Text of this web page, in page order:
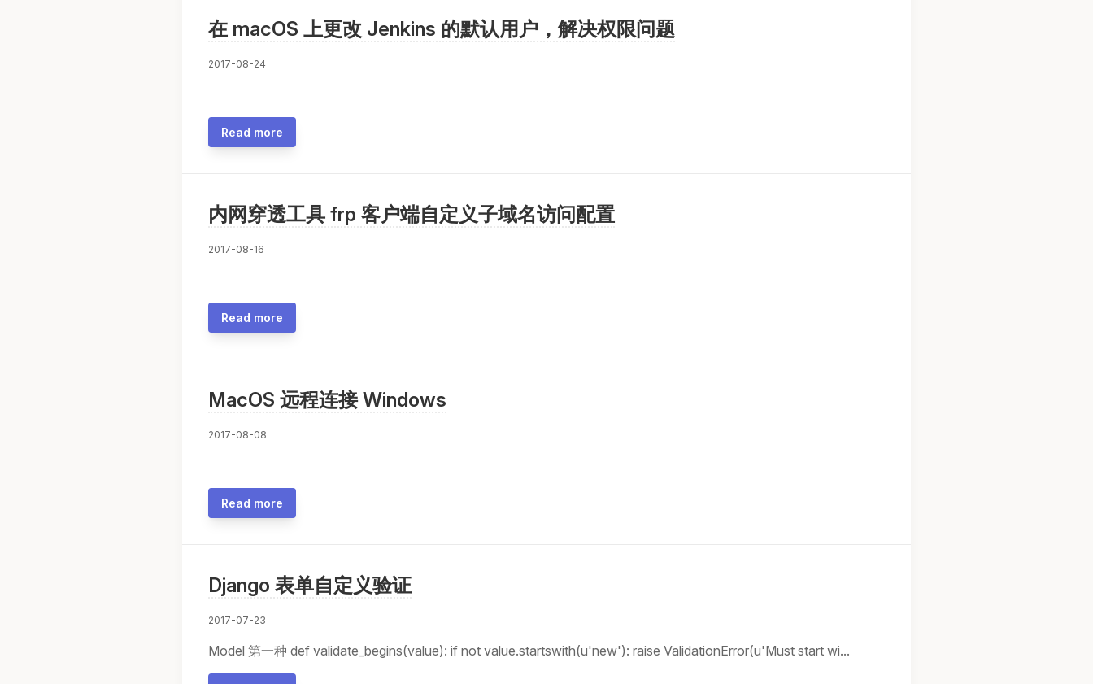
在 macOS 上更改 Jenkins 的默认用户，解决权限问题
2017-08-24
Read more
内网穿透工具 frp 客户端自定义子域名访问配置
2017-08-16
Read more
MacOS 远程连接 Windows
2017-08-08
Read more
Django 表单自定义验证
2017-07-23
Model 第一种 def validate_begins(value): if not value.startswith(u'new'): raise ValidationError(u'Must start wi...